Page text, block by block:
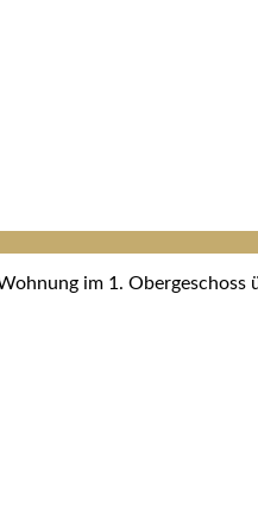
im 1. Obergeschoss